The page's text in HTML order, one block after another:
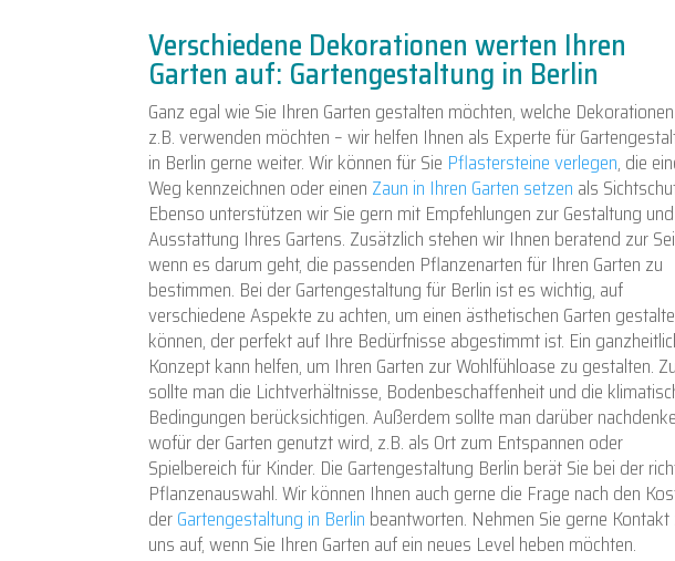
Verschiedene Dekorationen werten Ihren
Garten auf: Gartengestaltung in Berlin
Ganz egal wie Sie Ihren Garten gestalten möchten, welche
z.B. verwenden möchten – wir helfen Ihnen als Experte für
in Berlin gerne weiter. Wir können für Sie Pflastersteine verlegen, die
Weg kennzeichnen oder einen Zaun in Ihren Garten setzen als
Ebenso unterstützen wir Sie gern mit Empfehlungen zur Gestaltung und
Ausstattung Ihres Gartens. Zusätzlich stehen wir Ihnen beratend zur
wenn es darum geht, die passenden Pflanzenarten für Ihren Garten zu
bestimmen. Bei der Gartengestaltung für Berlin ist es wichtig, auf
verschiedene Aspekte zu achten, um einen ästhetischen Garten
können, der perfekt auf Ihre Bedürfnisse abgestimmt ist. Ein
Konzept kann helfen, um Ihren Garten zur Wohlfühloase zu gestalten.
sollte man die Lichtverhältnisse, Bodenbeschaffenheit und die
Bedingungen berücksichtigen. Außerdem sollte man darüber
wofür der Garten genutzt wird, z.B. als Ort zum Entspannen oder
Spielbereich für Kinder. Die Gartengestaltung Berlin berät Sie bei der
Pflanzenauswahl. Wir können Ihnen auch gerne die Frage nach den
derGartengestaltung in Berlin beantworten. Nehmen Sie gerne Kontakt
uns auf, wenn Sie Ihren Garten auf ein neues Level heben möchten.